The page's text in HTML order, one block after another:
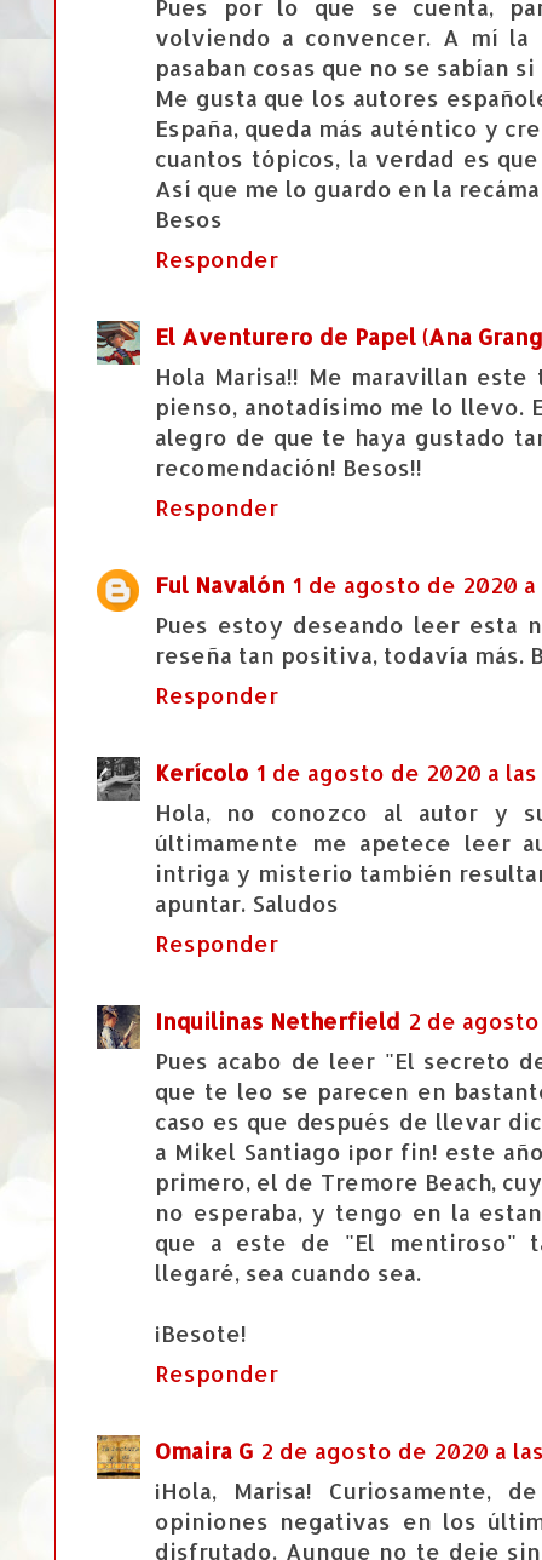
Pues por lo que se cuenta,
volviendo a convencer. A mí
pasaban cosas que no se sabían
Me gusta que los autores
España, queda más auténtico y
cuantos tópicos, la verdad es
Así que me lo guardo en la
Besos
Responder
El Aventurero de Papel (Ana
Hola Marisa!! Me maravillan
pienso, anotadísimo me lo llevo.
alegro de que te haya gustado
recomendación! Besos!!
Responder
Ful Navalón 1 de agosto de 2020 a
Pues estoy deseando leer esta
reseña tan positiva, todavía más.
Responder
Kerícolo 1 de agosto de 2020 a las
Hola, no conozco al autor y
últimamente me apetece leer
intriga y misterio también
apuntar. Saludos
Responder
Inquilinas Netherfield 2 de agosto
Pues acabo de leer "El secreto
que te leo se parecen en
caso es que después de llevar
a Mikel Santiago ¡por fin! este
primero, el de Tremore Beach,
no esperaba, y tengo en la
que a este de "El mentiroso"
llegaré, sea cuando sea.
¡Besote!
Responder
Omaira G 2 de agosto de 2020 a
¡Hola, Marisa! Curiosamente,
opiniones negativas en los
disfrutado. Aunque no te deje